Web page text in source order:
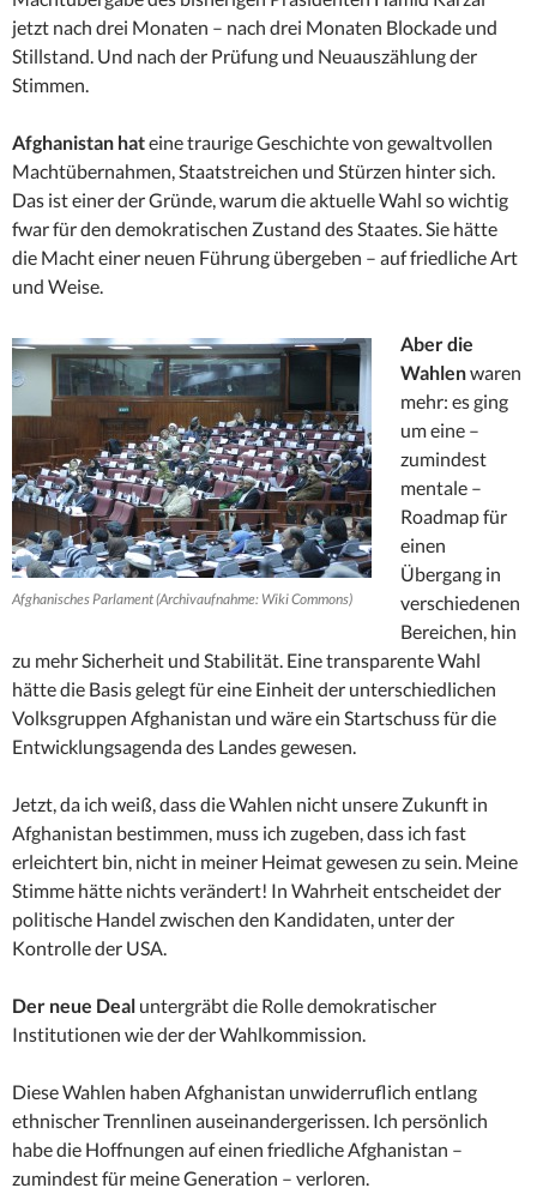
jetzt nach drei Monaten – nach drei Monaten Blockade und
Stillstand. Und nach der Prüfung und Neuauszählung der
Stimmen.
Afghanistan hateine traurige Geschichte von gewaltvollen
Machtübernahmen, Staatstreichen und Stürzen hinter sich.
Das ist einer der Gründe, warum die aktuelle Wahl so wichtig
fwar für den demokratischen Zustand des Staates. Sie hätte
die Macht einer neuen Führung übergeben – auf friedliche Art
und Weise.
Afghanisches Parlament (Archivaufnahme: Wiki Commons)
Aber die
Wahlenwaren
mehr: es ging
um eine –
zumindest
mentale –
Roadmap für
einen
Übergang in
verschiedenen
Bereichen, hin
zu mehr Sicherheit und Stabilität. Eine transparente Wahl
hätte die Basis gelegt für eine Einheit der unterschiedlichen
Volksgruppen Afghanistan und wäre ein Startschuss für die
Entwicklungsagenda des Landes gewesen.
Jetzt, da ich weiß, dass die Wahlen nicht unsere Zukunft in
Afghanistan bestimmen, muss ich zugeben, dass ich fast
erleichtert bin, nicht in meiner Heimat gewesen zu sein. Meine
Stimme hätte nichts verändert! In Wahrheit entscheidet der
politische Handel zwischen den Kandidaten, unter der
Kontrolle der USA.
Der neue Deal untergräbt die Rolle demokratischer
Institutionen wie der der Wahlkommission.
Diese Wahlen haben Afghanistan unwiderruflich entlang
ethnischer Trennlinen auseinandergerissen. Ich persönlich
habe die Hoffnungen auf einen friedliche Afghanistan –
zumindest für meine Generation – verloren.